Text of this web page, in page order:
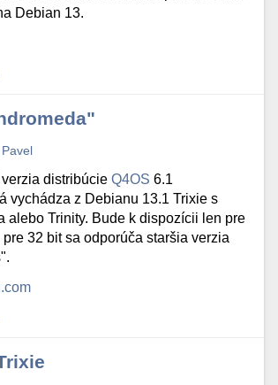
Debian 13.
Pavel
distribúcieQ4OS 6.1
vychádza z Debianu 13.1 Trixie s
alebo Trinity. Bude k dispozícii len pre
32 bit sa odporúča staršia verzia